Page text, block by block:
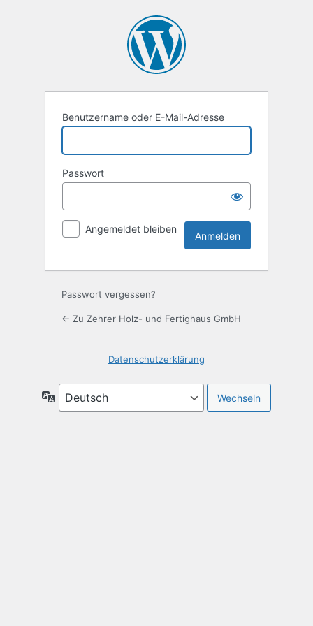
Benutzername oder E-Mail-Adresse
Passwort
Angemeldet bleiben
Passwort vergessen?
← Zu Zehrer Holz- und Fertighaus GmbH
Datenschutzerklärung
Sprache